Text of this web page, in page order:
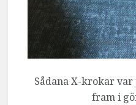
Sådana X-krokar
fram i